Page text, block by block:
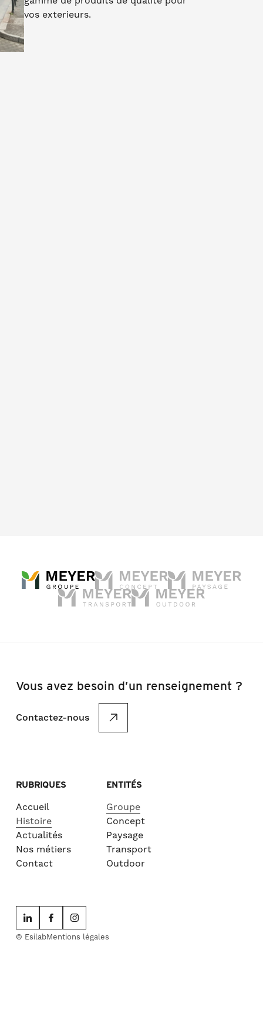
vos exterieurs.
Vous avez besoin d’un renseignement ?
Contactez-nous
RUBRIQUES
Accueil
Histoire
Actualités
Nos métiers
Contact
ENTITÉS
Groupe
Concept
Paysage
Transport
Outdoor
© EsilabMentions légales